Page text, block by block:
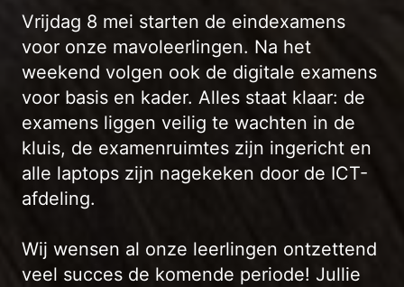
Vrijdag 8 mei starten de eindexamens
voor onze mavoleerlingen. Na het
weekend volgen ook de digitale examens
voor basis en kader. Alles staat klaar: de
examens liggen veilig te wachten in de
kluis, de examenruimtes zijn ingericht en
alle laptops zijn nagekeken door de ICT-
afdeling.
Wij wensen al onze leerlingen ontzettend
veel succes de komende periode! Jullie